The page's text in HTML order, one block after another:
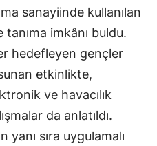
sanayiinde kullanılan
imkânı buldu.
hedefleyen gençler
etkinlikte,
ve havacılık
da anlatıldı.
yanı sıra uygulamalı